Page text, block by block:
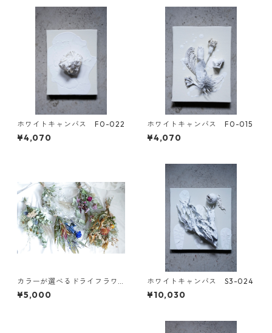
ホワイトキャンバス F0-022
¥4,070
ホワイトキャンバス F0-015
¥4,070
カラーが選べるドライフラワ
ースワッグM
¥5,000
ホワイトキャンバス S3-024
¥10,030